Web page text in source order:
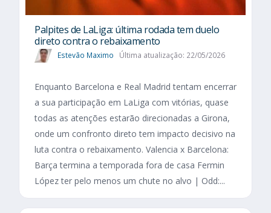
Palpites de LaLiga: última rodada tem duelo
direto contra o rebaixamento
Estevão Maximo Última atualização: 22/05/2026
Enquanto Barcelona e Real Madrid tentam encerrar
a sua participação em LaLiga com vitórias, quase
todas as atenções estarão direcionadas a Girona,
onde um confronto direto tem impacto decisivo na
luta contra o rebaixamento. Valencia x Barcelona:
Barça termina a temporada fora de casa Fermin
López ter pelo menos um chute no alvo | Odd:...